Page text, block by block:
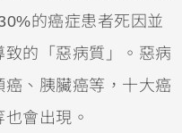
的癌症患者死因並
的「惡病質」。惡病
、胰臟癌等，十大癌
會出現。